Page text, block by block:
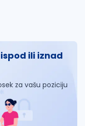
ili iznad
za vašu poziciju